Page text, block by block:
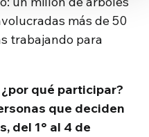
más de 50
trabajando para
qué participar?
que deciden
del 1° al 4 de